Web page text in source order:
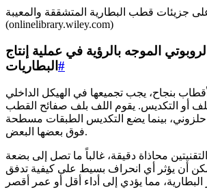
على جزيئات قطب البطارية المتشققة والمعيبة.
(onlinelibrary.wiley.com)
الموجه بالرؤية في عملية إنتاج
البطاريات #
بنجاح، يجب تجميعها في الهيكل الداخلي
أو التكديس. يقوم اللف بلف صفائح القطب
بينما يضع التكديس الطبقات مسطحة
فوق بعضها البعض.
محاذاة دقيقة، غالباً ما تصل إلى بضعة
أن يؤثر أي انحراف بسيط على كيفية تدفق